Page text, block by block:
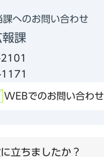
課へのお問い合わせ
課
WEBでのお問い合わせ
立ちましたか？